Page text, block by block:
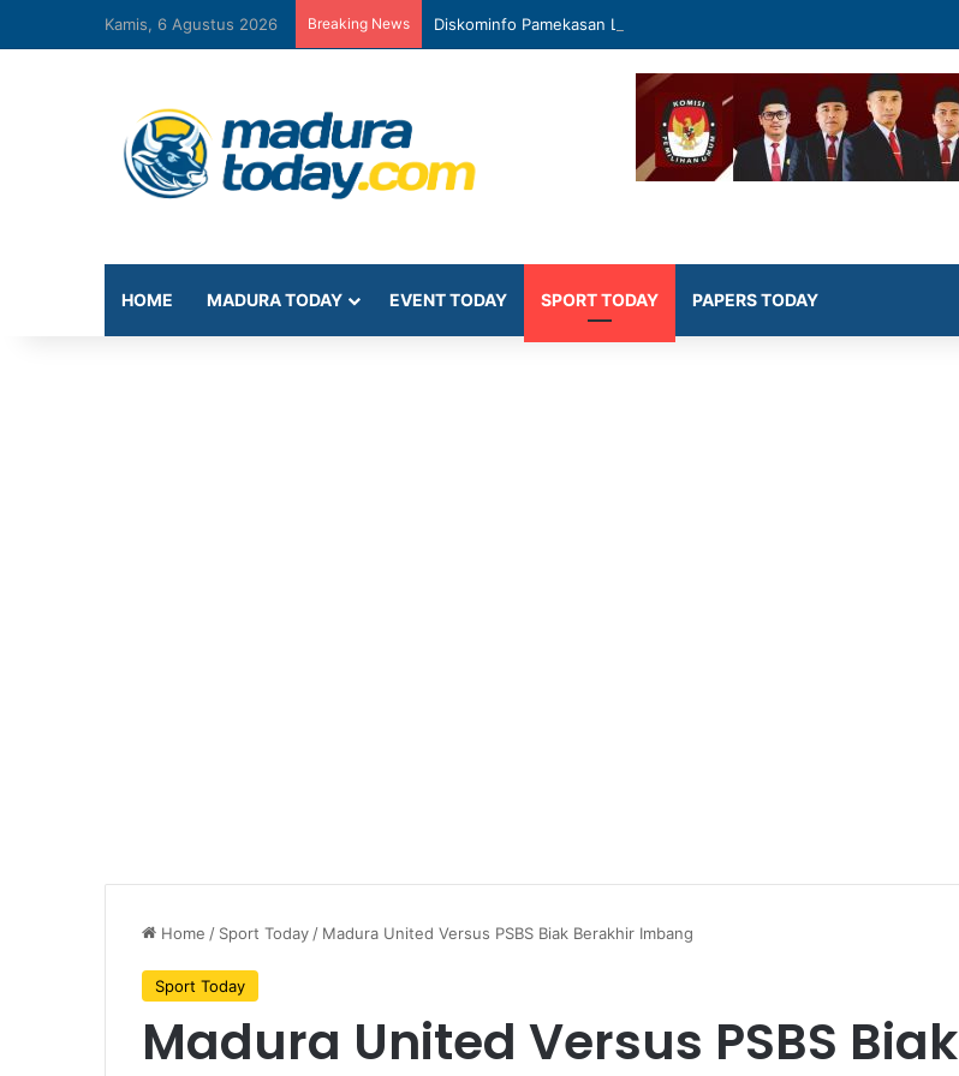
Kamis, 6 Agustus 2026 Breaking News Diskominfo Pamekasan Latih Siswa Public Speaking dan Konten Publik
HOME MADURA TODAY EVENT TODAY SPORT TODAY PAPERS TODAY
Home / Sport Today/ Madura United Versus PSBS Biak Berakhir Imbang
Sport Today
Madura United Versus PSBS Biak